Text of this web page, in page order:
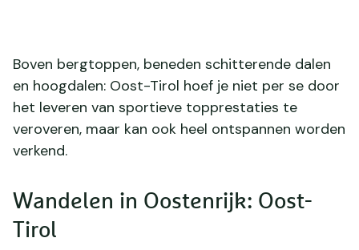
Boven bergtoppen, beneden schitterende dalen
en hoogdalen: Oost-Tirol hoef je niet per se door
het leveren van sportieve topprestaties te
veroveren, maar kan ook heel ontspannen worden
verkend.
Wandelen in Oostenrijk: Oost-
Tirol